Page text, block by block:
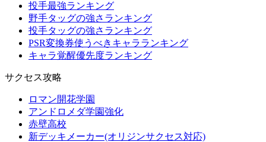
投手最強ランキング
野手タッグの強さランキング
投手タッグの強さランキング
PSR変換券使うべきキャラランキング
キャラ覚醒優先度ランキング
サクセス攻略
ロマン開花学園
アンドロメダ学園強化
赤壁高校
新デッキメーカー(オリジンサクセス対応)